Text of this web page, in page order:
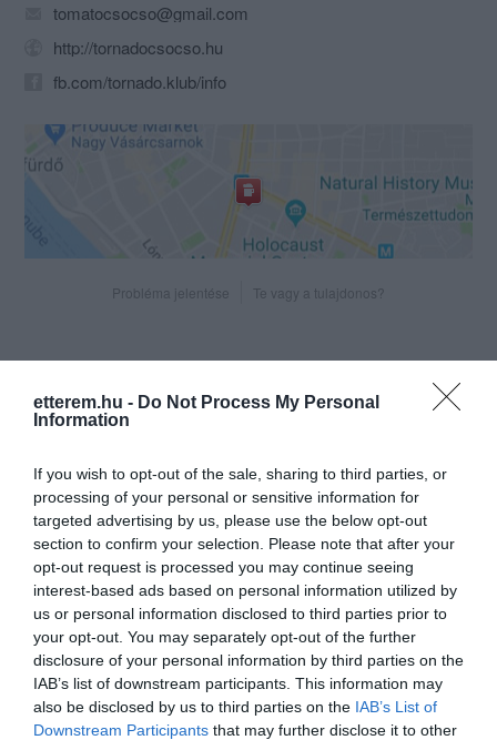
etterem.hu - Do Not Process My Personal
Information
If you wish to opt-out of the sale, sharing to third parties, or
processing of your personal or sensitive information for
targeted advertising by us, please use the below opt-out
section to confirm your selection. Please note that after your
opt-out request is processed you may continue seeing
interest-based ads based on personal information utilized by
us or personal information disclosed to third parties prior to
your opt-out. You may separately opt-out of the further
disclosure of your personal information by third parties on the
IAB’s list of downstream participants. This information may
also be disclosed by us to third parties on the IAB’s List of
Downstream Participants that may further disclose it to other
tomatocsocso@gmail.com
http://tornadocsocso.hu
fb.com/tornado.klub/info
Probléma jelentése Te vagy a tulajdonos?